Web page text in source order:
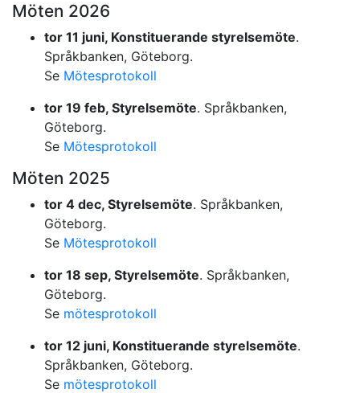
Möten 2026
tor 11 juni, Konstituerande styrelsemöte.
Språkbanken, Göteborg.
Se Mötesprotokoll
tor 19 feb, Styrelsemöte. Språkbanken,
Göteborg.
Se Mötesprotokoll
Möten 2025
tor 4 dec, Styrelsemöte. Språkbanken,
Göteborg.
Se Mötesprotokoll
tor 18 sep, Styrelsemöte. Språkbanken,
Göteborg.
Se mötesprotokoll
tor 12 juni, Konstituerande styrelsemöte.
Språkbanken, Göteborg.
Se mötesprotokoll